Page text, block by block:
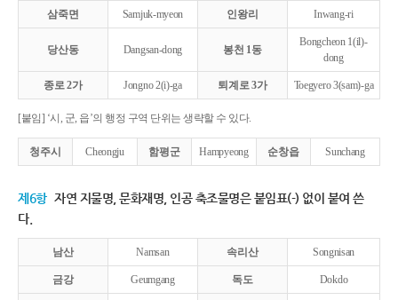
삼죽면 Samjuk-myeon 인왕리 Inwang-ri
당산동 Dangsan-dong 봉천 1동
Bongcheon 1(il)-
dong
종로 2가 Jongno 2(i)-ga 퇴계로 3가 Toegyero 3(sam)-ga
[붙임] ‘시, 군, 읍’의 행정 구역 단위는 생략할 수 있다.
청주시 Cheongju 함평군 Hampyeong 순창읍 Sunchang
제6항 자연 지물명, 문화재명, 인공 축조물명은 붙임표(-) 없이 붙여 쓴
다.
남산 Namsan 속리산 Songnisan
금강 Geumgang 독도 Dokdo